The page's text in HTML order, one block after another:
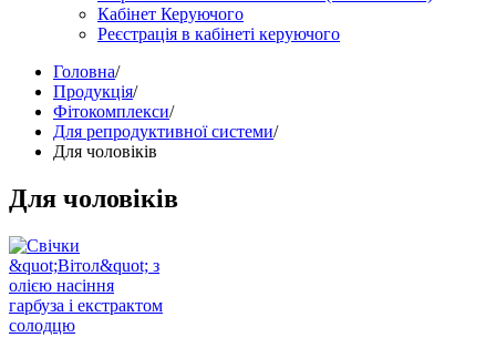
Кабінет Керуючого
Реєстрація в кабінеті керуючого
Головна/
Продукція/
Фітокомплекси/
Для репродуктивної системи/
Для чоловіків
Для чоловіків